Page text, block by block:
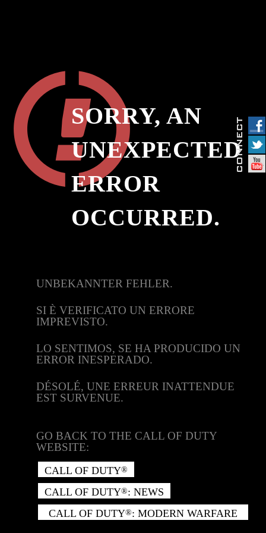
SORRY, AN
UNEXPECTED
ERROR
OCCURRED.
UNBEKANNTER FEHLER.
SI È VERIFICATO UN ERRORE
IMPREVISTO.
LO SENTIMOS, SE HA PRODUCIDO UN
ERROR INESPERADO.
DÉSOLÉ, UNE ERREUR INATTENDUE
EST SURVENUE.
GO BACK TO THE CALL OF DUTY
WEBSITE:
CALL OF DUTY®
CALL OF DUTY®: NEWS
CALL OF DUTY®: MODERN WARFARE